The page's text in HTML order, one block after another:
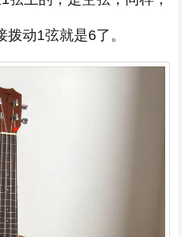
动1弦就是6了。